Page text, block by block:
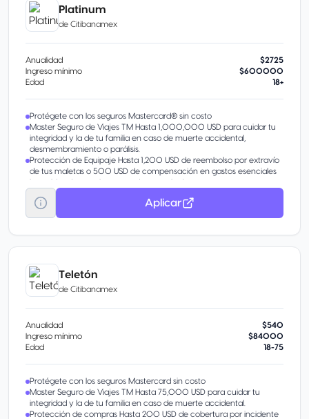
Platinum
de Citibanamex
Anualidad
$2725
Ingreso mínimo
$600000
Edad
18+
Protégete con los seguros Mastercard® sin costo
Master Seguro de Viajes TM Hasta 1,000,000 USD para cuidar tu
integridad y la de tu familia en caso de muerte accidental,
desmembramiento o parálisis.
Protección de Equipaje Hasta 1,200 USD de reembolso por extravío
de tus maletas o 500 USD de compensación en gastos esenciales
incurridos durante la espera de tu equipaje.
Garantía Extendida Hasta 1 año adicional de garantía al ofrecido por
el fabricante con cobertura de 5,000 USD por incidente o 10,000
USD por año para reparaciones.
Disponible Banamex Convierte parte de tu línea de crédito en
efectivo con tasa preferencial. Beneficio por invitación.
Aumenta tu línea de crédito Aumenta tu línea de crédito
Pagos Fijos Banamex® Parcializa tus compras o saldo.
Aplicar
Teletón
de Citibanamex
Anualidad
$540
Ingreso mínimo
$84000
Edad
18-75
Protégete con los seguros Mastercard sin costo
Master Seguro de Viajes TM Hasta 75,000 USD para cuidar tu
integridad y la de tu familia en caso de muerte accidental.
Protección de compras Hasta 200 USD de cobertura por incidente